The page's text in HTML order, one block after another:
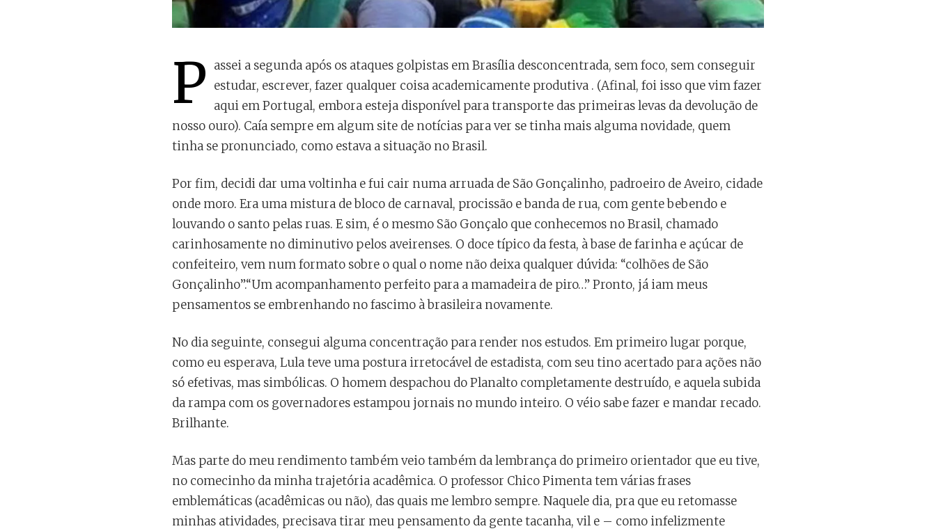
P assei a segunda após os ataques golpistas em Brasília desconcentrada, sem foco, sem conseguir
estudar, escrever, fazer qualquer coisa academicamente produtiva . (Afinal, foi isso que vim fazer
aqui em Portugal, embora esteja disponível para transporte das primeiras levas da devolução de
nosso ouro). Caía sempre em algum site de notícias para ver se tinha mais alguma novidade, quem
tinha se pronunciado, como estava a situação no Brasil.
Por fim, decidi dar uma voltinha e fui cair numa arruada de São Gonçalinho, padroeiro de Aveiro, cidade
onde moro. Era uma mistura de bloco de carnaval, procissão e banda de rua, com gente bebendo e
louvando o santo pelas ruas. E sim, é o mesmo São Gonçalo que conhecemos no Brasil, chamado
carinhosamente no diminutivo pelos aveirenses. O doce típico da festa, à base de farinha e açúcar de
confeiteiro, vem num formato sobre o qual o nome não deixa qualquer dúvida: “colhões de São
Gonçalinho”.“Um acompanhamento perfeito para a mamadeira de piro…” Pronto, já iam meus
pensamentos se embrenhando no fascimo à brasileira novamente.
No dia seguinte, consegui alguma concentração para render nos estudos. Em primeiro lugar porque,
como eu esperava, Lula teve uma postura irretocável de estadista, com seu tino acertado para ações não
só efetivas, mas simbólicas. O homem despachou do Planalto completamente destruído, e aquela subida
da rampa com os governadores estampou jornais no mundo inteiro. O véio sabe fazer e mandar recado.
Brilhante.
Mas parte do meu rendimento também veio também da lembrança do primeiro orientador que eu tive,
no comecinho da minha trajetória acadêmica. O professor Chico Pimenta tem várias frases
emblemáticas (acadêmicas ou não), das quais me lembro sempre. Naquele dia, pra que eu retomasse
minhas atividades, precisava tirar meu pensamento da gente tacanha, vil e – como infelizmente